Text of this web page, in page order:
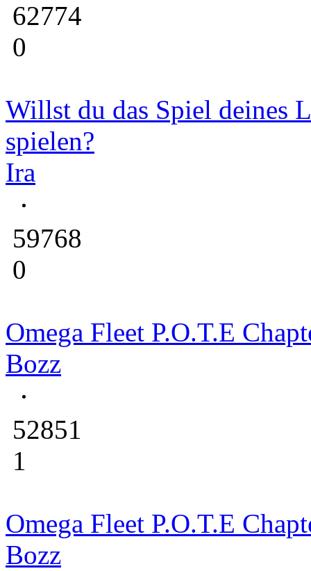
62774
0
Willst du das Spiel deines
spielen?
Ira
59768
0
Omega Fleet P.O.T.E
Bozz
52851
1
Omega Fleet P.O.T.E
Bozz